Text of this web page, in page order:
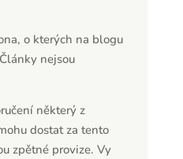
o kterých na blogu
nejsou
některý z
dostat za tento
zpětné provize. Vy